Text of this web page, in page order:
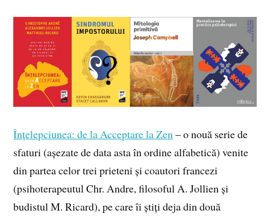
Înțelepciunea: de la Acceptare la Zen– o nouă serie de
sfaturi (așezate de data asta în ordine alfabetică) venite
din partea celor trei prieteni și coautori francezi
(psihoterapeutul Chr. Andre, filosoful A. Jollien și
budistul M. Ricard), pe care îi știți deja din două